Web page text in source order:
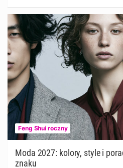
Feng Shui roczny
Moda 2027: kolory, style i
znaku